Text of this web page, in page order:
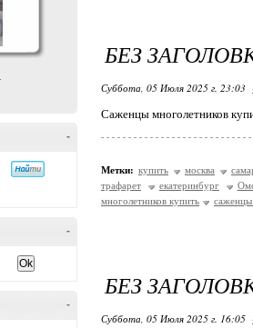
-
-
-
БЕЗ
Суббота, 05 Июля 2025 г. 23:03
Саженцы многолетников
Метки: купить москва
трафарет
екатеринбург
многолетников купить
саженцы
БЕЗ
Суббота, 05 Июля 2025 г. 16:05